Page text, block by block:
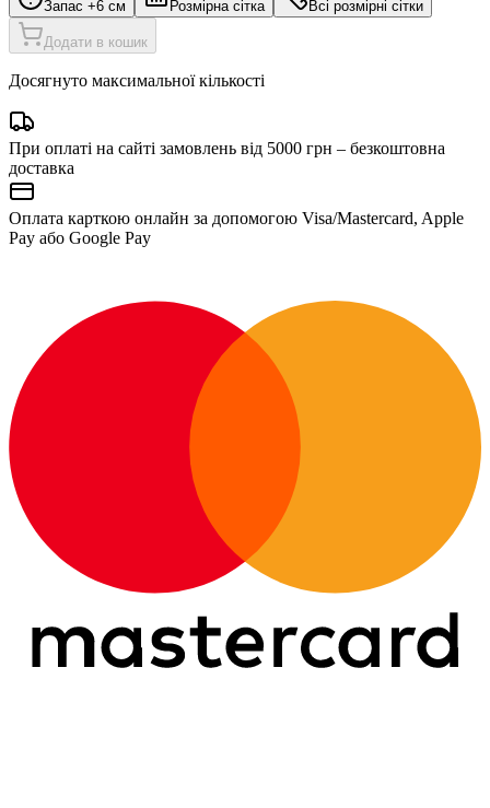
Запас +6 см Розмірна сітка Всі розмірні сітки
Додати в кошик
Досягнуто максимальної кількості
При оплаті на сайті замовлень від 5000 грн – безкоштовна
доставка
Оплата карткою онлайн за допомогою Visa/Mastercard, Apple
Pay або Google Pay